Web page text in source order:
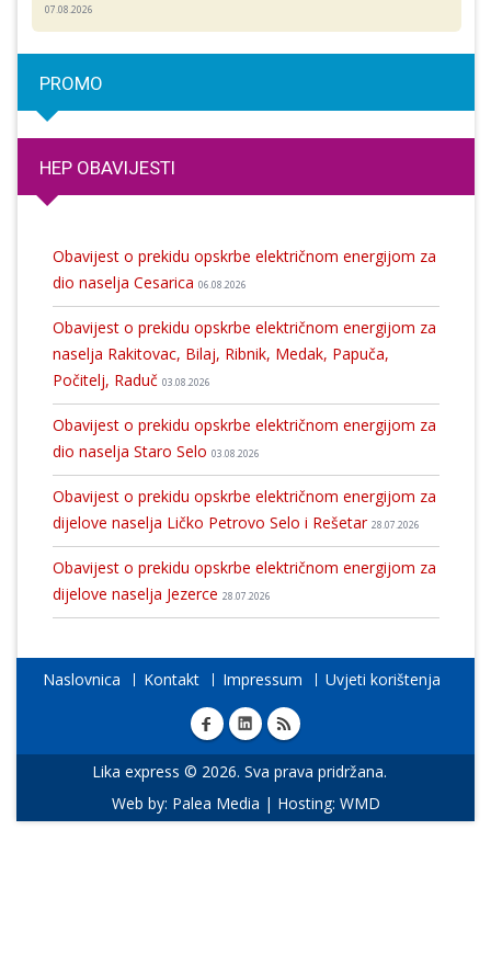
07.08.2026
PROMO
HEP OBAVIJESTI
Obavijest o prekidu opskrbe električnom energijom za
dio naselja Cesarica 06.08.2026
Obavijest o prekidu opskrbe električnom energijom za
naselja Rakitovac, Bilaj, Ribnik, Medak, Papuča,
Počitelj, Raduč 03.08.2026
Obavijest o prekidu opskrbe električnom energijom za
dio naselja Staro Selo 03.08.2026
Obavijest o prekidu opskrbe električnom energijom za
dijelove naselja Ličko Petrovo Selo i Rešetar 28.07.2026
Obavijest o prekidu opskrbe električnom energijom za
dijelove naselja Jezerce 28.07.2026
Naslovnica Kontakt Impressum Uvjeti korištenja
Lika express © 2026. Sva prava pridržana.
Web by: Palea Media | Hosting: WMD